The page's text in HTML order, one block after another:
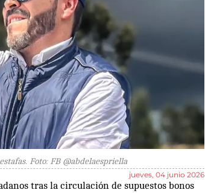
Foto: FB @abdelaespriella
jueves, 04 junio 2026
tras la circulación de supuestos bonos